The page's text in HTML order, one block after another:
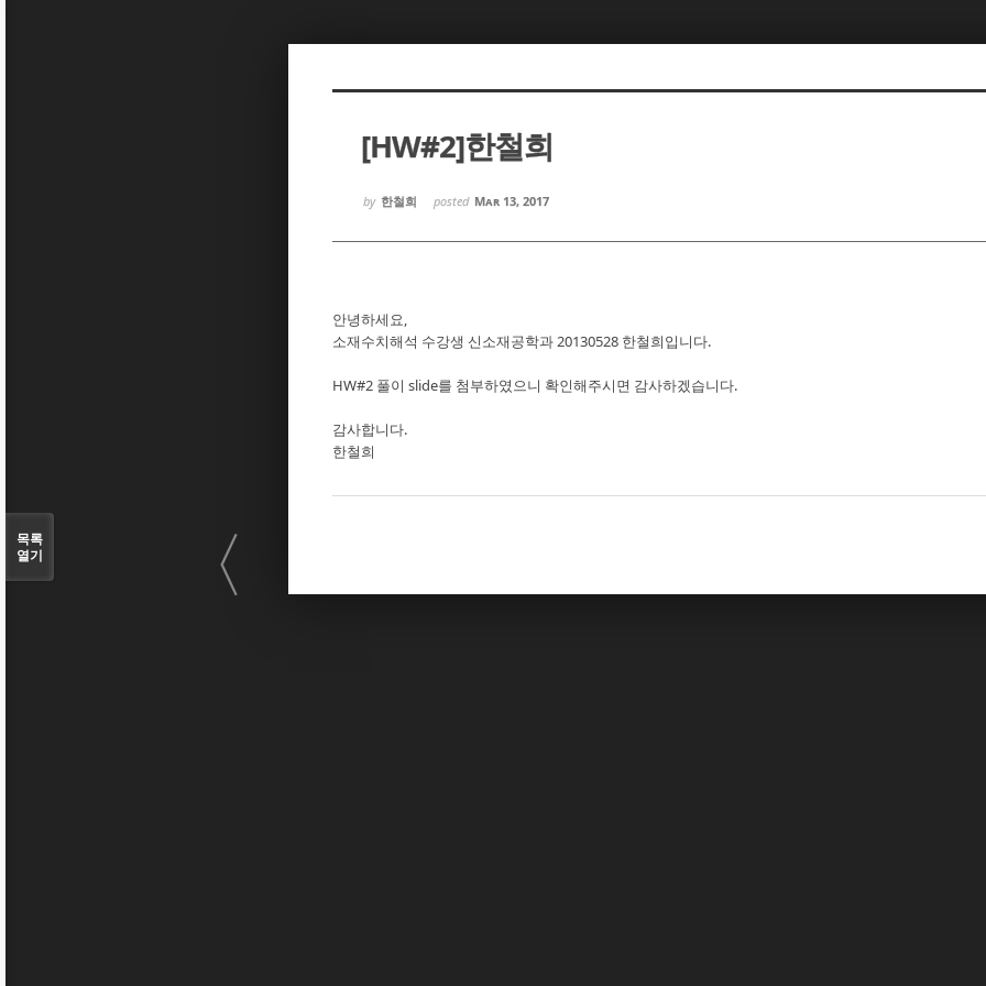
[HW#2]한철희
by 한철희 posted Mar 13, 2017
안녕하세요,
소재수치해석 수강생 신소재공학과 20130528 한철희입니다.
HW#2 풀이 slide를 첨부하였으니 확인해주시면 감사하겠습니다.
감사합니다.
한철희
〈
목록
열기
Sketchbook5, 스케치북5
Sketchbook5, 스케치북5
Sketchbook5, 스케치북5
Sketchbook5, 스케치북5